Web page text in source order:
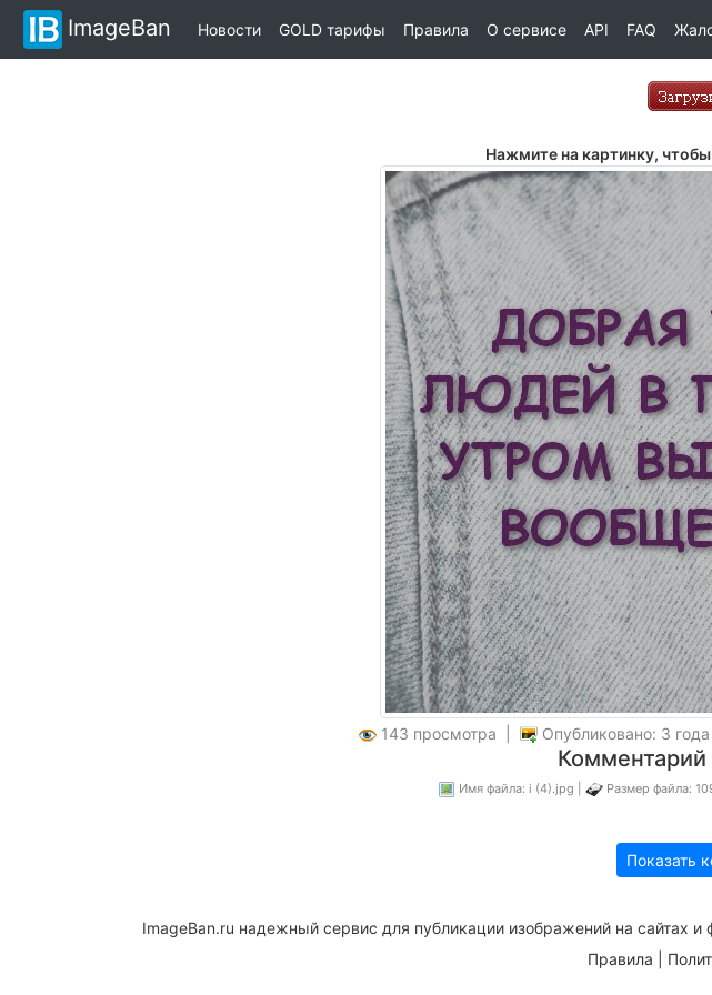
ImageBan Новости GOLD тарифы Правила О сервисе API FAQ
Нажмите на картинку,
143 просмотра | Опубликовано: 3
Комментарий
Имя файла: i (4).jpg | Размер файла:
Показать
ImageBan.ru надежный сервис для публикации изображений на сайтах
Правила